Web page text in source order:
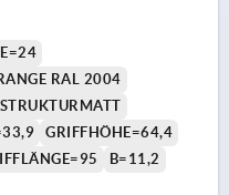
RAL 2004
GRIFFHÖHE=64,4
B=11,2